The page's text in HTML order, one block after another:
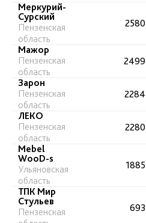
Меркурий-
Сурский
Пензенская
область
2580
Мажор
Пензенская
область
2499
Зарон
Пензенская
область
2284
ЛЕКО
Пензенская
область
2280
Mebel
WooD-s
Ульяновская
область
1885
ТПК Мир
Стульев
Пензенская
693